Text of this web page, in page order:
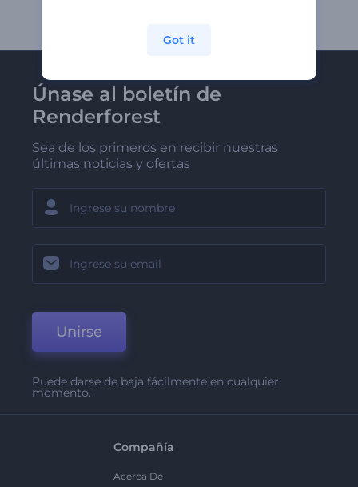
Únase al boletín de
Renderforest
Sea de los primeros en recibir nuestras
últimas noticias y ofertas
Unirse
Puede darse de baja fácilmente en cualquier
momento.
Compañía
Acerca De
Got it